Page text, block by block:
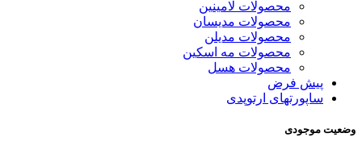
محصولات لامینین
محصولات مدیسان
محصولات مدیلن
محصولات مه اسکین
محصولات هسل
پیش فرض
ساپورتهای ارتوپدی
وضعیت موجودی